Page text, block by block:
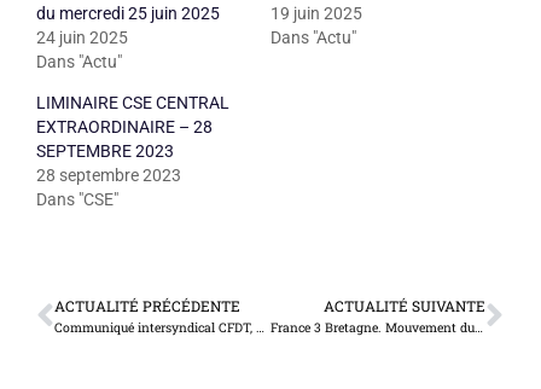
du mercredi 25 juin 2025
24 juin 2025
Dans "Actu"
19 juin 2025
Dans "Actu"
LIMINAIRE CSE CENTRAL
EXTRAORDINAIRE – 28
SEPTEMBRE 2023
28 septembre 2023
Dans "CSE"
ACTUALITÉ PRÉCÉDENTE ACTUALITÉ SUIVANTE
France 3 Bretagne. Mouvement du 30 juin 2025 contre le projet de loi sur la holding